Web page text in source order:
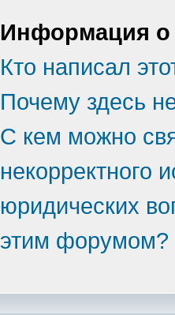
Информация о
Кто написал
Почему здесь
С кем можно
некорректного
юридических
этим форумом?